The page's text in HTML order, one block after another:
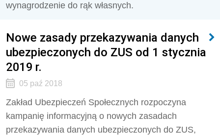
wynagrodzenie do rąk własnych.
Nowe zasady przekazywania danych
ubezpieczonych do ZUS od 1 stycznia
2019 r.
05 paź 2018
Zakład Ubezpieczeń Społecznych rozpoczyna
kampanię informacyjną o nowych zasadach
przekazywania danych ubezpieczonych do ZUS,